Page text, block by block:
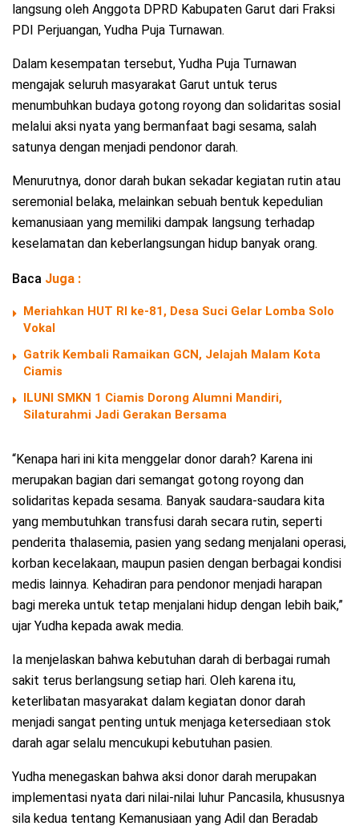
langsung oleh Anggota DPRD Kabupaten Garut dari Fraksi
PDI Perjuangan, Yudha Puja Turnawan.
Dalam kesempatan tersebut, Yudha Puja Turnawan
mengajak seluruh masyarakat Garut untuk terus
menumbuhkan budaya gotong royong dan solidaritas sosial
melalui aksi nyata yang bermanfaat bagi sesama, salah
satunya dengan menjadi pendonor darah.
Menurutnya, donor darah bukan sekadar kegiatan rutin atau
seremonial belaka, melainkan sebuah bentuk kepedulian
kemanusiaan yang memiliki dampak langsung terhadap
keselamatan dan keberlangsungan hidup banyak orang.
Baca Juga :
Meriahkan HUT RI ke-81, Desa Suci Gelar Lomba Solo
Vokal
Gatrik Kembali Ramaikan GCN, Jelajah Malam Kota
Ciamis
ILUNI SMKN 1 Ciamis Dorong Alumni Mandiri,
Silaturahmi Jadi Gerakan Bersama
“Kenapa hari ini kita menggelar donor darah? Karena ini
merupakan bagian dari semangat gotong royong dan
solidaritas kepada sesama. Banyak saudara-saudara kita
yang membutuhkan transfusi darah secara rutin, seperti
penderita thalasemia, pasien yang sedang menjalani operasi,
korban kecelakaan, maupun pasien dengan berbagai kondisi
medis lainnya. Kehadiran para pendonor menjadi harapan
bagi mereka untuk tetap menjalani hidup dengan lebih baik,”
ujar Yudha kepada awak media.
Ia menjelaskan bahwa kebutuhan darah di berbagai rumah
sakit terus berlangsung setiap hari. Oleh karena itu,
keterlibatan masyarakat dalam kegiatan donor darah
menjadi sangat penting untuk menjaga ketersediaan stok
darah agar selalu mencukupi kebutuhan pasien.
Yudha menegaskan bahwa aksi donor darah merupakan
implementasi nyata dari nilai-nilai luhur Pancasila, khususnya
sila kedua tentang Kemanusiaan yang Adil dan Beradab